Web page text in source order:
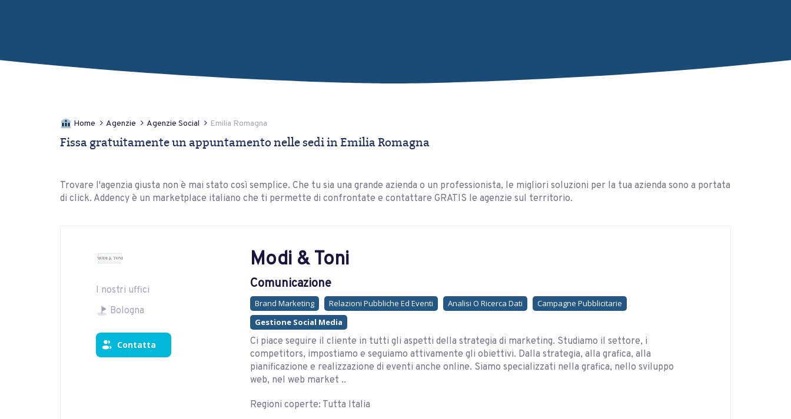
Home Agenzie Agenzie Social Emilia Romagna
Fissa gratuitamente un appuntamento nelle sedi in Emilia Romagna
Trovare l'agenzia giusta non è mai stato così semplice. Che tu sia una grande azienda o un professionista, le migliori soluzioni per la tua azienda sono a portata
di click. Addency è un marketplace italiano che ti permette di confrontate e contattare GRATIS le agenzie sul territorio.
I nostri uffici
Bologna
Contatta
Modi & Toni
Comunicazione
Brand Marketing Relazioni Pubbliche Ed Eventi Analisi O Ricerca Dati
Campagne Pubblicitarie
Gestione Social Media
Ci piace seguire il cliente in tutti gli aspetti della strategia di marketing. Studiamo il settore, i
competitors, impostiamo e seguiamo attivamente gli obiettivi. Dalla strategia, alla grafica, alla
pianificazione e realizzazione di eventi anche online. Siamo specializzati nella grafica, nello sviluppo
web, nel web market ..
Regioni coperte: Tutta Italia